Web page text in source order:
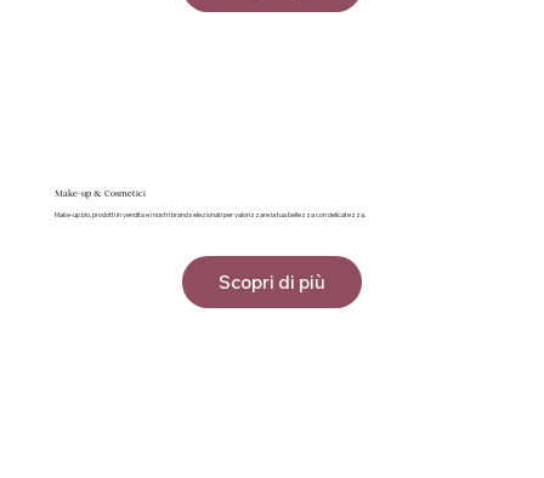
Make-up & Cosmetici
Make-up bio, prodotti in vendita e i nostri brand selezionati per valorizzare la tua bellezza con delicatezza.
Scopri di più